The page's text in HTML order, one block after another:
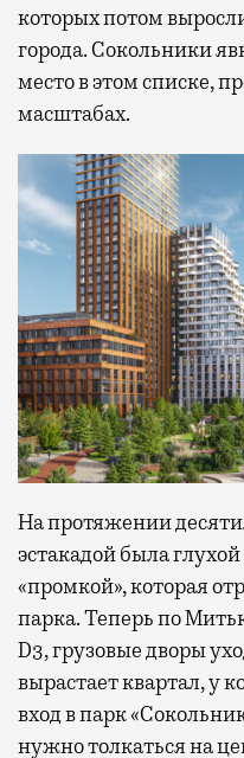
которых потом
города. Сокольники
место в этом списке,
масштабах.
На протяжении
эстакадой была
«промкой», которая
парка. Теперь по
D3, грузовые дворы
вырастает квартал, у
вход в парк
нужно толкаться на